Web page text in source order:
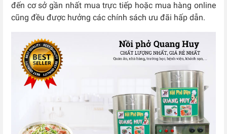
đến cơ sở gần nhất mua trực tiếp hoặc mua hàng online
cũng đều được hưởng các chính sách ưu đãi hấp dẫn.